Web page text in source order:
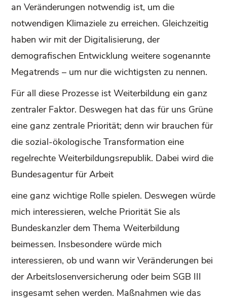
an Veränderungen notwendig ist, um die
notwendigen Klimaziele zu erreichen. Gleichzeitig
haben wir mit der Digitalisierung, der
demografischen Entwicklung weitere sogenannte
Megatrends – um nur die wichtigsten zu nennen.
Für all diese Prozesse ist Weiterbildung ein ganz
zentraler Faktor. Deswegen hat das für uns Grüne
eine ganz zentrale Priorität; denn wir brauchen für
die sozial-ökologische Transformation eine
regelrechte Weiterbildungsrepublik. Dabei wird die
Bundesagentur für Arbeit
eine ganz wichtige Rolle spielen. Deswegen würde
mich interessieren, welche Priorität Sie als
Bundeskanzler dem Thema Weiterbildung
beimessen. Insbesondere würde mich
interessieren, ob und wann wir Veränderungen bei
der Arbeitslosenversicherung oder beim SGB III
insgesamt sehen werden. Maßnahmen wie das